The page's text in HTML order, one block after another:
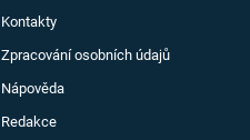
Kontakty
Zpracování osobních údajů
Nápověda
Redakce